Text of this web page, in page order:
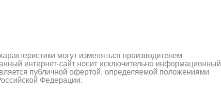
могут изменяться производителем
интернет-сайт носит исключительно информационный
публичной офертой, определяемой положениями
Федерации.